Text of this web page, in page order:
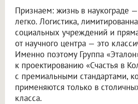
Признаем: жизнь в наукограде
легко. Логистика,
социальных учреждений и
от научного центра — это
Именно поэтому Группа
к проектированию «Счастья в
с премиальными стандартами,
применяются только в
класса.